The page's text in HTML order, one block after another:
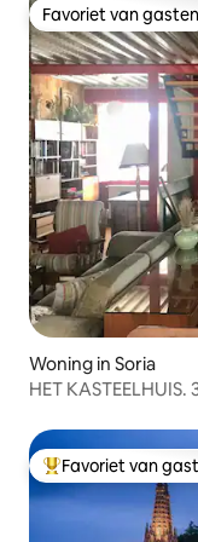
Favoriet van gasten
Favoriet van gasten
Woning in Soria
HET
Topfavoriet van
Favoriet van